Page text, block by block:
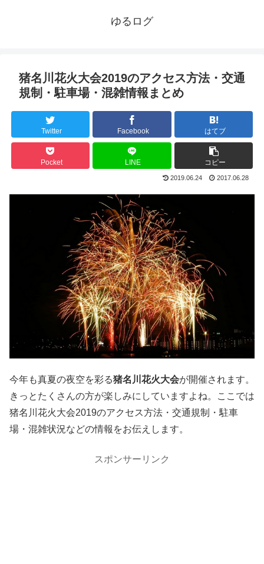
ゆるログ
猪名川花火大会2019のアクセス方法・交通
規制・駐車場・混雑情報まとめ
Twitter Facebook はてブ
Pocket LINE コピー
2019.06.24 2017.06.28
今年も真夏の夜空を彩る猪名川花火大会が開催されます。
きっとたくさんの方が楽しみにしていますよね。ここでは
猪名川花火大会2019のアクセス方法・交通規制・駐車
場・混雑状況などの情報をお伝えします。
スポンサーリンク